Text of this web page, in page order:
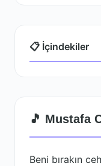
📋 İçindekiler
🎵 Mustafa
Beni bırakın